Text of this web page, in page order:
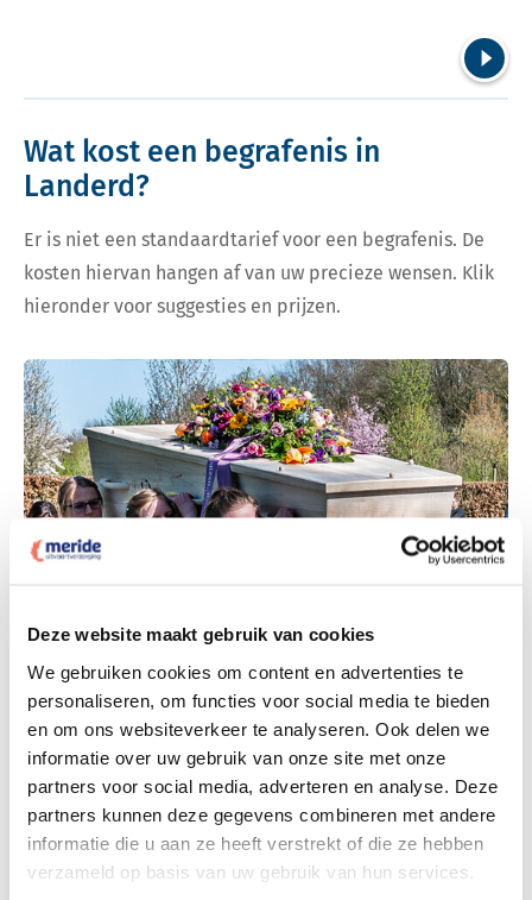
Deze website maakt gebruik van cookies
We gebruiken cookies om content en advertenties te
personaliseren, om functies voor social media te bieden
en om ons websiteverkeer te analyseren. Ook delen we
informatie over uw gebruik van onze site met onze
partners voor social media, adverteren en analyse. Deze
partners kunnen deze gegevens combineren met andere
informatie die u aan ze heeft verstrekt of die ze hebben
verzameld op basis van uw gebruik van hun services.
Wat kost een begrafenis in
Landerd?
Er is niet een standaardtarief voor een begrafenis. De
kosten hiervan hangen af van uw precieze wensen. Klik
hieronder voor suggesties en prijzen.
Dit kost een begrafenis
Bekijk tarieven voor begrafenis
Bekijk tarieven voor crematie